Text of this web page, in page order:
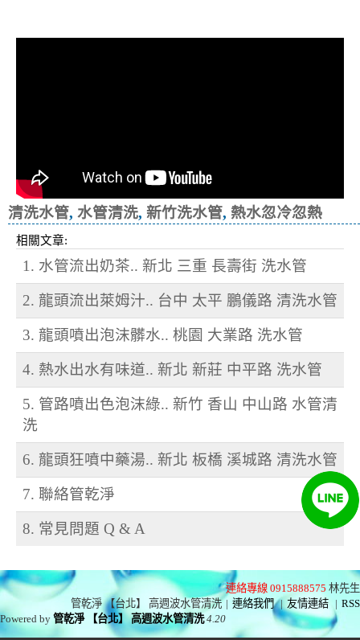
清洗水管, 水管清洗, 新竹洗水管, 熱水忽冷忽熱
相關文章:
1. 水管流出奶茶.. 新北 三重 長壽街 洗水管
2. 龍頭流出萊姆汁.. 台中 太平 鵬儀路 清洗水管
3. 龍頭噴出泡沫髒水.. 桃園 大業路 洗水管
4. 熱水出水有味道.. 新北 新莊 中平路 洗水管
5. 管路噴出色泡沫綠.. 新竹 香山 中山路 水管清
洗
6. 龍頭狂噴中藥湯.. 新北 板橋 溪城路 清洗水管
7. 聯絡管乾淨
8. 常見問題 Q & A
連絡專線 0915888575 林先生
管乾淨 【台北】 高週波水管清洗 | 連絡我們 | 友情連結 | RSS
Powered by管乾淨 【台北】 高週波水管清洗 4.20